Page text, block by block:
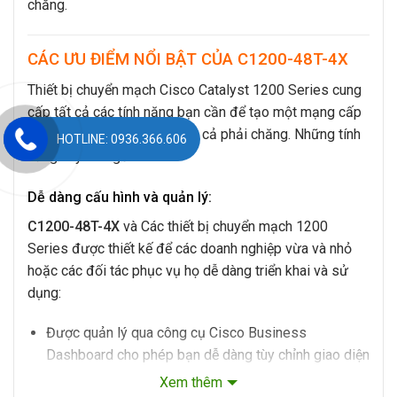
chăng.
CÁC ƯU ĐIỂM NỔI BẬT CỦA C1200-48T-4X
Thiết bị chuyển mạch Cisco Catalyst 1200 Series cung
cấp tất cả các tính năng bạn cần để tạo một mạng cấp
doanh nghiệp cơ bản với giá cả phải chăng. Những tính
năng này bao gồm:
Dễ dàng cấu hình và quản lý:
C1200-48T-4X và Các thiết bị chuyển mạch 1200
Series được thiết kế để các doanh nghiệp vừa và nhỏ
hoặc các đối tác phục vụ họ dễ dàng triển khai và sử
dụng:
Được quản lý qua công cụ Cisco Business
Dashboard cho phép bạn dễ dàng tùy chỉnh giao diện
cũng như các tiện ích để chủ động quản lý mạng của
Xem thêm
HOTLINE: 0936.366.606